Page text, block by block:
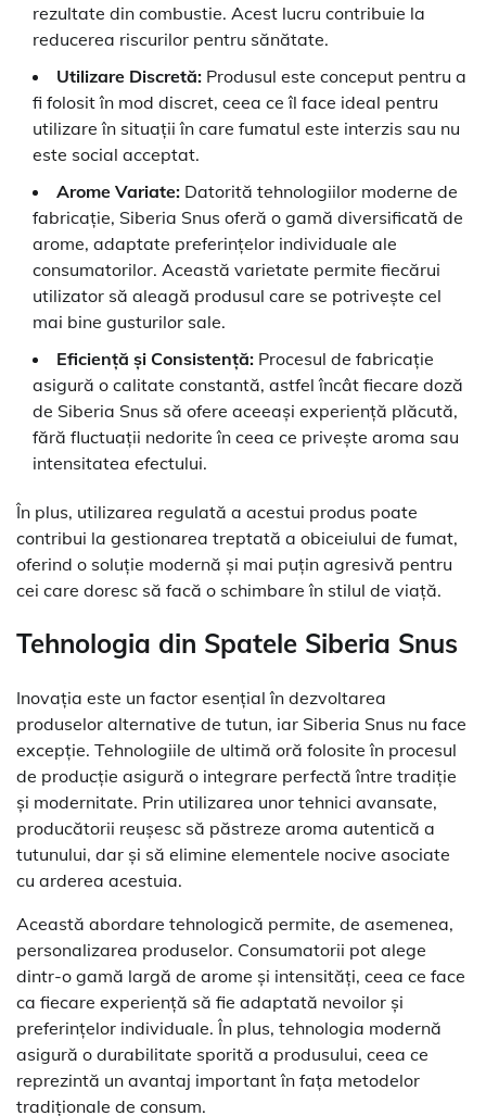
rezultate din combustie. Acest lucru contribuie la
reducerea riscurilor pentru sănătate.
Utilizare Discretă: Produsul este conceput pentru a
fi folosit în mod discret, ceea ce îl face ideal pentru
utilizare în situații în care fumatul este interzis sau nu
este social acceptat.
Arome Variate: Datorită tehnologiilor moderne de
fabricație, Siberia Snus oferă o gamă diversificată de
arome, adaptate preferințelor individuale ale
consumatorilor. Această varietate permite fiecărui
utilizator să aleagă produsul care se potrivește cel
mai bine gusturilor sale.
Eficiență și Consistență: Procesul de fabricație
asigură o calitate constantă, astfel încât fiecare doză
de Siberia Snus să ofere aceeași experiență plăcută,
fără fluctuații nedorite în ceea ce privește aroma sau
intensitatea efectului.
În plus, utilizarea regulată a acestui produs poate
contribui la gestionarea treptată a obiceiului de fumat,
oferind o soluție modernă și mai puțin agresivă pentru
cei care doresc să facă o schimbare în stilul de viață.
Tehnologia din Spatele Siberia Snus
Inovația este un factor esențial în dezvoltarea
produselor alternative de tutun, iar Siberia Snus nu face
excepție. Tehnologiile de ultimă oră folosite în procesul
de producție asigură o integrare perfectă între tradiție
și modernitate. Prin utilizarea unor tehnici avansate,
producătorii reușesc să păstreze aroma autentică a
tutunului, dar și să elimine elementele nocive asociate
cu arderea acestuia.
Această abordare tehnologică permite, de asemenea,
personalizarea produselor. Consumatorii pot alege
dintr-o gamă largă de arome și intensități, ceea ce face
ca fiecare experiență să fie adaptată nevoilor și
preferințelor individuale. În plus, tehnologia modernă
asigură o durabilitate sporită a produsului, ceea ce
reprezintă un avantaj important în fața metodelor
tradiționale de consum.